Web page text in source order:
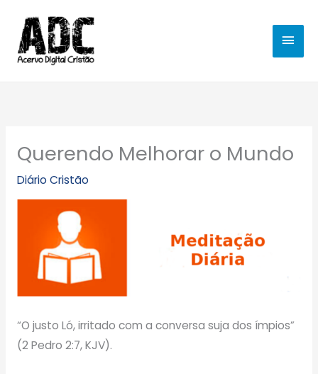
para
conteúdo
Querendo Melhorar o Mundo
Diário Cristão
“O justo Ló, irritado com a conversa suja dos ímpios”
(2 Pedro 2:7, KJV).